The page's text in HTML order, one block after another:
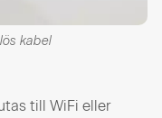
kabel
till WiFi eller